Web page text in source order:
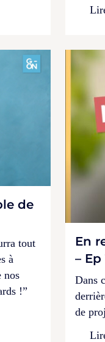
de
tout
à
nos
!”
En
– Ep
Dans
de